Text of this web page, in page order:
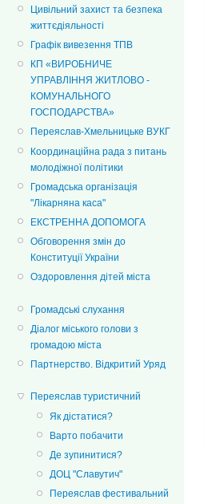
Цивільний захист та безпека
життєдіяльності
Графік вивезення ТПВ
КП «ВИРОБНИЧЕ
УПРАВЛІННЯ ЖИТЛОВО -
КОМУНАЛЬНОГО
ГОСПОДАРСТВА»
Переяслав-Хмельницьке ВУКГ
Координаційна рада з питань
молодіжної політики
Громадська організація
"Лікарняна каса"
ЕКСТРЕННА ДОПОМОГА
Обговорення змін до
Конституції України
Оздоровлення дітей міста
Громадські слухання
Діалог міського голови з
громадою міста
Партнерство. Відкритий Уряд
Переяслав туристичний
Як дістатися?
Варто побачити
Де зупинитися?
ДОЦ "Славутич"
Переяслав фестивальний